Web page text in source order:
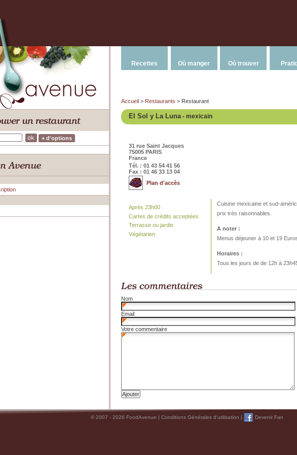
+ d'options
Recettes Où manger Où trouver
Accueil > Restaurants > Restaurant
El Sol y La Luna - mexicain
31 rue Saint Jacques
75005 PARIS
France
Tél. : 01 43 54 41 56
Fax : 01 46 33 13 04
Plan d'accès
Cuisine mexicaine et sud-
prix très raisonnables.
A noter :
Menus déjeuner à 10 et 19
Horaires :
Tous les jours de de 12h à
Après 23h00
Cartes de crédits acceptées
Terrasse ou jardin
Végétarien
Nom
Email
Votre commentaire
© 2007 - 2026 FoodAvenue | Conditions Générales d'utilisation | Devenir Fan